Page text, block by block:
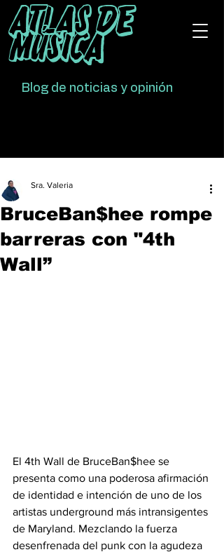
Atlas De
Música
Blog de noticias y opinión
BruceBan$hee rompe
barreras con "4th
Wall”
Sra. Valeria
El 4th Wall de BruceBan$hee se
presenta como una poderosa afirmación
de identidad e intención de uno de los
artistas underground más intransigentes
de Maryland. Mezclando la fuerza
desenfrenada del punk con la agudeza